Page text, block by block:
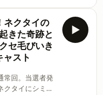
したら、なんで
ファッションの
お楽しみくださ
談室 お悩み募
い…！という奇
たら、なんで
ファッションの
そうでなくても
ネクタイの
きた奇跡と
セ毛びいき
ャスト
常回。当選者発
クタイにシミが